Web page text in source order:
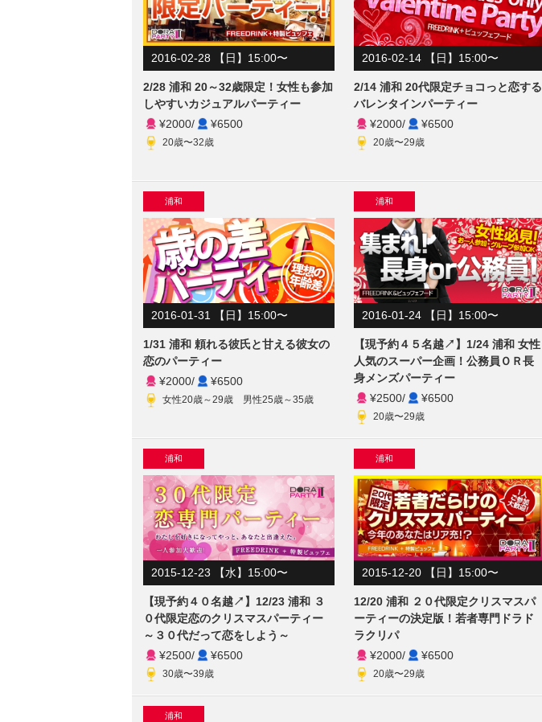
2016-02-28 【日】15:00〜
2/28 浦和 20～32歳限定！女性も参加
しやすいカジュアルパーティー
¥2000/ ¥6500
20歳〜32歳
2016-02-14 【日】15:00〜
2/14 浦和 20代限定チョコっと恋する
バレンタインパーティー
¥2000/ ¥6500
20歳〜29歳
浦和
2016-01-31 【日】15:00〜
1/31 浦和 頼れる彼氏と甘える彼女の
恋のパーティー
¥2000/ ¥6500
女性20歳～29歳 男性25歳～35歳
浦和
2016-01-24 【日】15:00〜
【現予約４５名越↗】1/24 浦和 女性
人気のスーパー企画！公務員ＯＲ長
身メンズパーティー
¥2500/ ¥6500
20歳〜29歳
浦和
2015-12-23 【水】15:00〜
【現予約４０名越↗】12/23 浦和 ３
０代限定恋のクリスマスパーティー
～３０代だって恋をしよう～
¥2500/ ¥6500
30歳〜39歳
浦和
2015-12-20 【日】15:00〜
12/20 浦和 ２０代限定クリスマスパ
ーティーの決定版！若者専門ドラド
ラクリパ
¥2000/ ¥6500
20歳〜29歳
浦和